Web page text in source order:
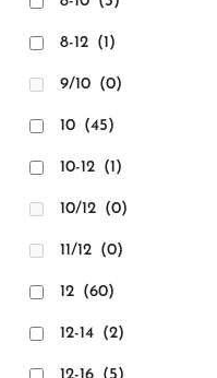
8-12 (1)
9/10 (0)
10 (45)
10-12 (1)
10/12 (0)
11/12 (0)
12 (60)
12-14 (2)